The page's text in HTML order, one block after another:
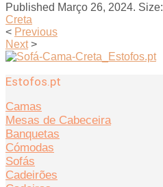
Published Março 26, 2024. Size:
Creta
< Previous
Next >
Estofos.pt
Camas
Mesas de Cabeceira
Banquetas
Cómodas
Sofás
Cadeirões